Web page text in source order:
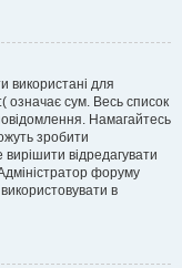
використані для
означає сум. Весь список
Намагайтесь
зробити
відредагувати
форуму
в